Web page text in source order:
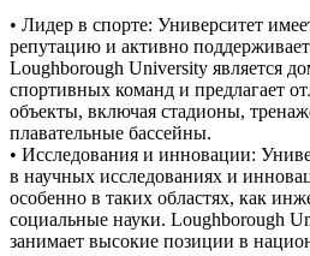
• Лидер в спорте: Университет
репутацию и активно
Loughborough University является
спортивных команд и предлагает
объекты, включая стадионы,
плавательные бассейны.
• Исследования и инновации:
в научных исследованиях и
особенно в таких областях, как
социальные науки. Loughborough
занимает высокие позиции в